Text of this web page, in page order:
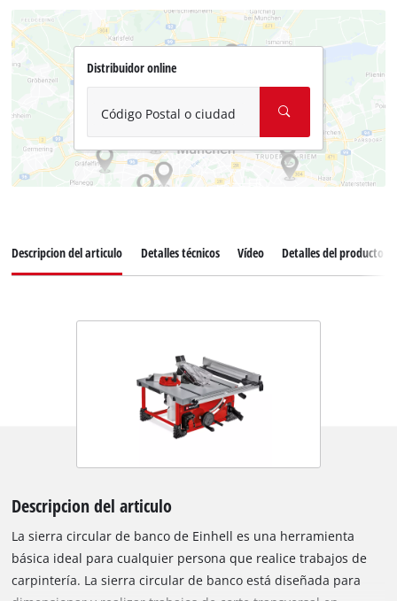
Distribuidor online
Código Postal o ciudad
Descripcion del articulo Detalles técnicos Vídeo Detalles del producto
Descripcion del articulo
La sierra circular de banco de Einhell es una herramienta
básica ideal para cualquier persona que realice trabajos de
carpintería. La sierra circular de banco está diseñada para